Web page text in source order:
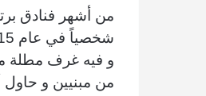
من أشهر فنادق
شخصياً في عام 2015 و كانت تجربة جميلة بصراحة، الفندق فخم أمام بحيرة آخن سي
و فيه غرف مطلة
من مبنيين و